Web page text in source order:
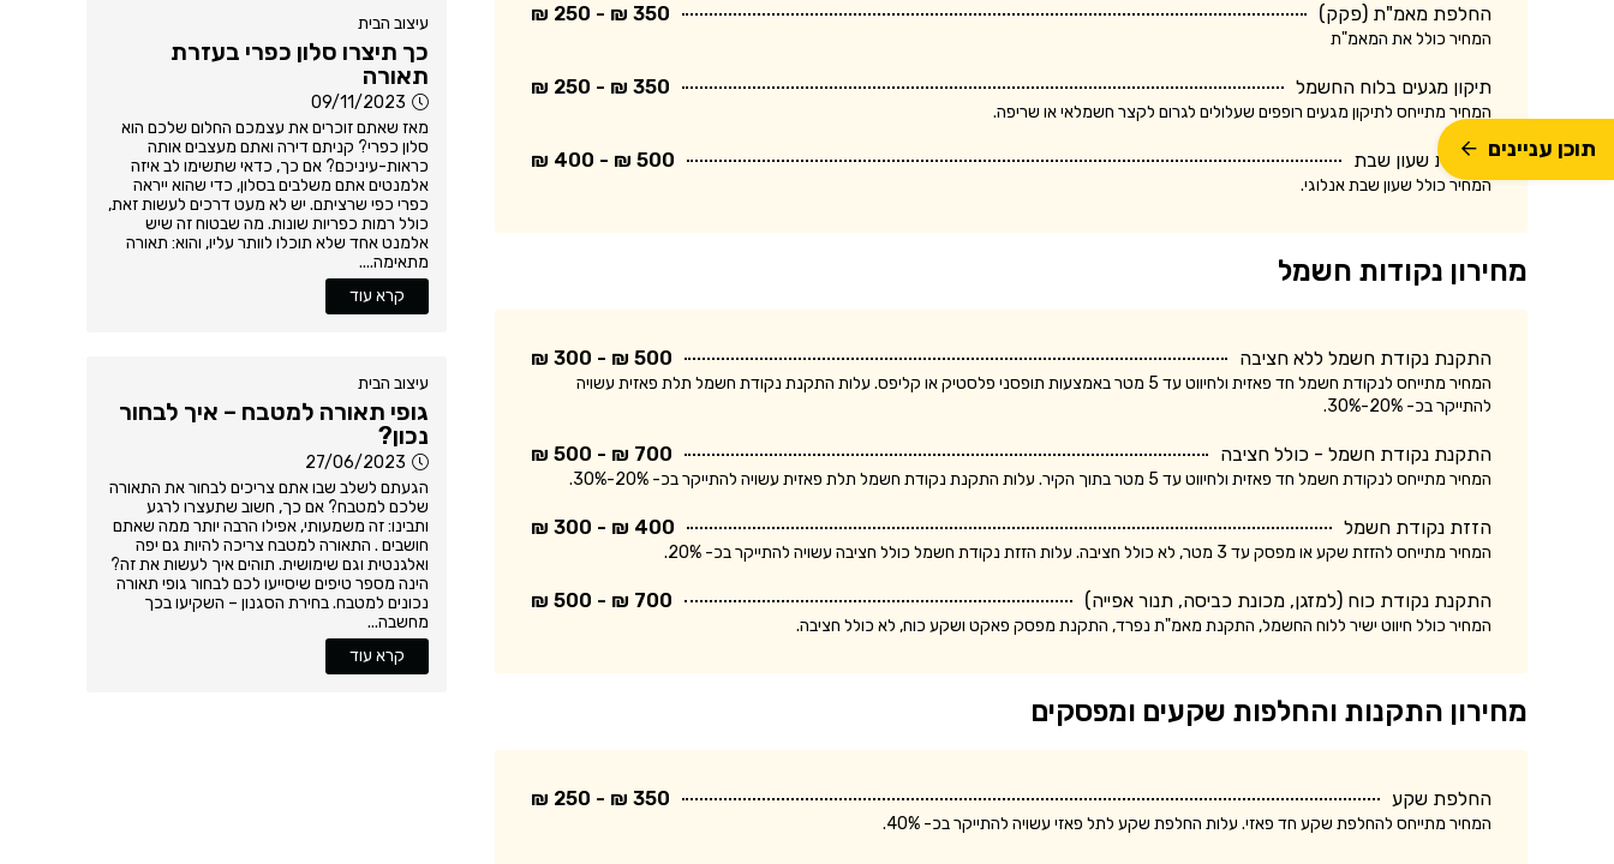
החלפת מאמ"ת (פקק) 350 ₪ - 250 ₪
המחיר כולל את המאמ"ת
תיקון מגעים בלוח החשמל 350 ₪ - 250 ₪
המחיר מתייחס לתיקון מגעים רופפים שעלולים לגרום לקצר חשמלאי או שריפה.
התקנת שעון שבת 500 ₪ - 400 ₪
המחיר כולל שעון שבת אנלוגי.
מחירון נקודות חשמל
התקנת נקודת חשמל ללא חציבה 500 ₪ - 300 ₪
המחיר מתייחס לנקודת חשמל חד פאזית ולחיווט עד 5 מטר באמצעות תופסני פלסטיק או קליפס. עלות התקנת נקודת חשמל תלת פאזית עשויה
להתייקר בכ- 20%-30%.
התקנת נקודת חשמל - כולל חציבה 700 ₪ - 500 ₪
המחיר מתייחס לנקודת חשמל חד פאזית ולחיווט עד 5 מטר בתוך הקיר. עלות התקנת נקודת חשמל תלת פאזית עשויה להתייקר בכ- 20%-30%.
הזזת נקודת חשמל 400 ₪ - 300 ₪
המחיר מתייחס להזזת שקע או מפסק עד 3 מטר, לא כולל חציבה. עלות הזזת נקודת חשמל כולל חציבה עשויה להתייקר בכ- 20%.
התקנת נקודת כוח (למזגן, מכונת כביסה, תנור אפייה) 700 ₪ - 500 ₪
המחיר כולל חיווט ישיר ללוח החשמל, התקנת מאמ"ת נפרד, התקנת מפסק פאקט ושקע כוח, לא כולל חציבה.
מחירון התקנות והחלפות שקעים ומפסקים
החלפת שקע 350 ₪ - 250 ₪
המחיר מתייחס להחלפת שקע חד פאזי. עלות החלפת שקע לתל פאזי עשויה להתייקר בכ- 40%.
עיצוב הבית
כך תיצרו סלון כפרי בעזרת
תאורה
09/11/2023
מאז שאתם זוכרים את עצמכם החלום שלכם הוא
סלון כפרי? קניתם דירה ואתם מעצבים אותה
כראות-עיניכם? אם כך, כדאי שתשימו לב איזה
אלמנטים אתם משלבים בסלון, כדי שהוא ייראה
כפרי כפי שרציתם. יש לא מעט דרכים לעשות זאת,
כולל רמות כפריות שונות. מה שבטוח זה שיש
אלמנט אחד שלא תוכלו לוותר עליו, והוא: תאורה
מתאימה....
קרא עוד
עיצוב הבית
גופי תאורה למטבח – איך לבחור
נכון?
27/06/2023
הגעתם לשלב שבו אתם צריכים לבחור את התאורה
שלכם למטבח? אם כך, חשוב שתעצרו לרגע
ותבינו: זה משמעותי, אפילו הרבה יותר ממה שאתם
חושבים . התאורה למטבח צריכה להיות גם יפה
ואלגנטית וגם שימושית. תוהים איך לעשות את זה?
הינה מספר טיפים שיסייעו לכם לבחור גופי תאורה
נכונים למטבח. בחירת הסגנון – השקיעו בכך
מחשבה...
קרא עוד
תוכן עניינים